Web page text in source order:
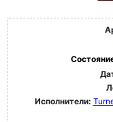
Исполнители: